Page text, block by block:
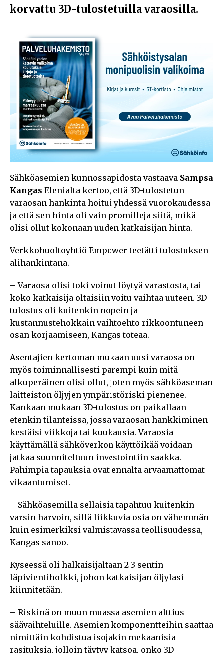
korvattu 3D-tulostetuilla varaosilla.
Sähköasemien kunnossapidosta vastaava Sampsa
Kangas Elenialta kertoo, että 3D-tulostetun
varaosan hankinta hoitui yhdessä vuorokaudessa
ja että sen hinta oli vain promilleja siitä, mikä
olisi ollut kokonaan uuden katkaisijan hinta.
Verkkohuoltoyhtiö Empower teetätti tulostuksen
alihankintana.
– Varaosa olisi toki voinut löytyä varastosta, tai
koko katkaisija oltaisiin voitu vaihtaa uuteen. 3D-
tulostus oli kuitenkin nopein ja
kustannustehokkain vaihtoehto rikkoontuneen
osan korjaamiseen, Kangas toteaa.
Asentajien kertoman mukaan uusi varaosa on
myös toiminnallisesti parempi kuin mitä
alkuperäinen olisi ollut, joten myös sähköaseman
laitteiston öljyjen ympäristöriski pienenee.
Kankaan mukaan 3D-tulostus on paikallaan
etenkin tilanteissa, jossa varaosan hankkiminen
kestäisi viikkoja tai kuukausia. Varaosia
käyttämällä sähköverkon käyttöikää voidaan
jatkaa suunniteltuun investointiin saakka.
Pahimpia tapauksia ovat ennalta arvaamattomat
vikaantumiset.
– Sähköasemilla sellaisia tapahtuu kuitenkin
varsin harvoin, sillä liikkuvia osia on vähemmän
kuin esimerkiksi valmistavassa teollisuudessa,
Kangas sanoo.
Kyseessä oli halkaisijaltaan 2-3 sentin
läpivientiholkki, johon katkaisijan öljylasi
kiinnitetään.
– Riskinä on muun muassa asemien alttius
säävaihteluille. Asemien komponentteihin saattaa
nimittäin kohdistua isojakin mekaanisia
rasituksia, jolloin täytyy katsoa, onko 3D-